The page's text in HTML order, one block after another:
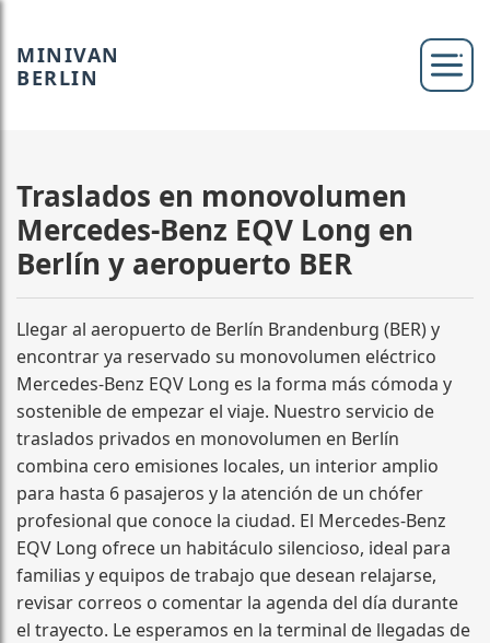
MINIVAN
BERLIN
Traslados en monovolumen
Mercedes-Benz EQV Long en
Berlín y aeropuerto BER
Llegar al aeropuerto de Berlín Brandenburg (BER) y
encontrar ya reservado su monovolumen eléctrico
Mercedes-Benz EQV Long es la forma más cómoda y
sostenible de empezar el viaje. Nuestro servicio de
traslados privados en monovolumen en Berlín
combina cero emisiones locales, un interior amplio
para hasta 6 pasajeros y la atención de un chófer
profesional que conoce la ciudad. El Mercedes-Benz
EQV Long ofrece un habitáculo silencioso, ideal para
familias y equipos de trabajo que desean relajarse,
revisar correos o comentar la agenda del día durante
el trayecto. Le esperamos en la terminal de llegadas de